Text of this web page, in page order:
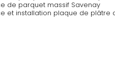
de parquet massif Savenay
et installation plaque de plâtre